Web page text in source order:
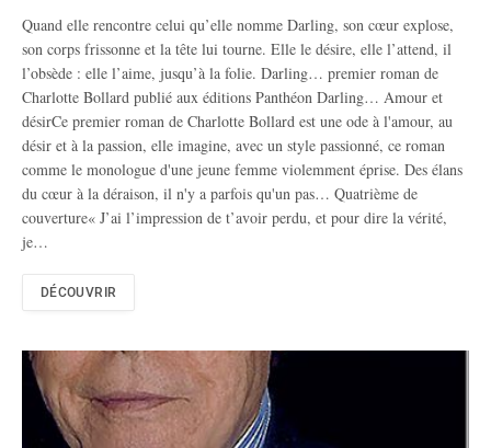
Quand elle rencontre celui qu’elle nomme Darling, son cœur explose,
son corps frissonne et la tête lui tourne. Elle le désire, elle l’attend, il
l’obsède : elle l’aime, jusqu’à la folie. Darling… premier roman de
Charlotte Bollard publié aux éditions Panthéon Darling… Amour et
désirCe premier roman de Charlotte Bollard est une ode à l'amour, au
désir et à la passion, elle imagine, avec un style passionné, ce roman
comme le monologue d'une jeune femme violemment éprise. Des élans
du cœur à la déraison, il n'y a parfois qu'un pas… Quatrième de
couverture« J’ai l’impression de t’avoir perdu, et pour dire la vérité,
je…
DÉCOUVRIR